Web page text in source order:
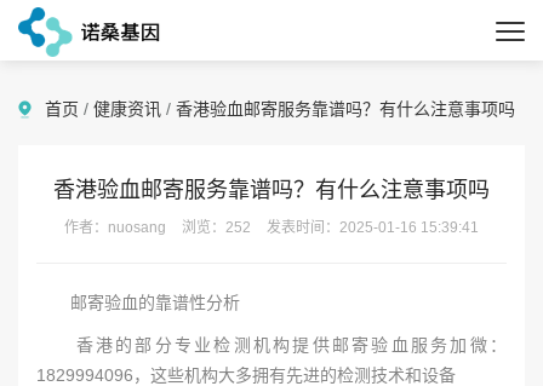
首页 / 健康资讯 / 香港验血邮寄服务靠谱吗？有什么注意事项吗
香港验血邮寄服务靠谱吗？有什么注意事项吗
作者：nuosang 浏览：252 发表时间：2025-01-16 15:39:41
邮寄验血的靠谱性分析
香港的部分专业检测机构提供邮寄验血服务加微：
1829994096，这些机构大多拥有先进的检测技术和设备